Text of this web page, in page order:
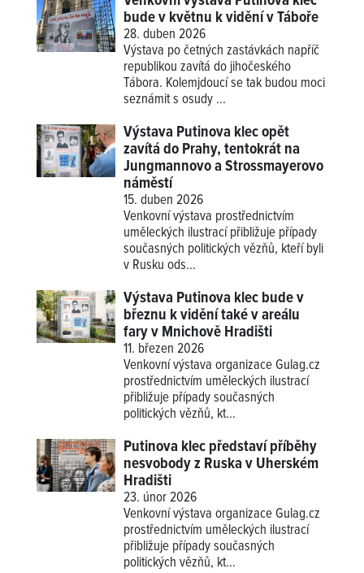
bude v květnu k vidění v Táboře
28. duben 2026
Výstava po četných zastávkách napříč
republikou zavítá do jihočeského
Tábora. Kolemjdoucí se tak budou moci
seznámit s osudy ...
Výstava Putinova klec opět
zavítá do Prahy, tentokrát na
Jungmannovo a Strossmayerovo
náměstí
15. duben 2026
Venkovní výstava prostřednictvím
uměleckých ilustrací přibližuje případy
současných politických vězňů, kteří byli
v Rusku ods...
Výstava Putinova klec bude v
březnu k vidění také v areálu
fary v Mnichově Hradišti
11. březen 2026
Venkovní výstava organizace Gulag.cz
prostřednictvím uměleckých ilustrací
přibližuje případy současných
politických vězňů, kt...
Putinova klec představí příběhy
nesvobody z Ruska v Uherském
Hradišti
23. únor 2026
Venkovní výstava organizace Gulag.cz
prostřednictvím uměleckých ilustrací
přibližuje případy současných
politických vězňů, kt...